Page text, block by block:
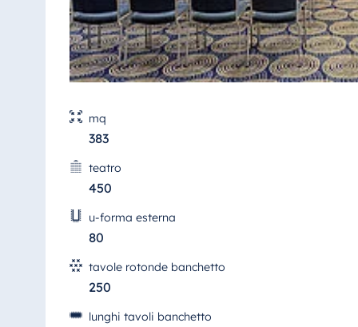
Resort & Spa Mauritius
mq
383
teatro
450
u-forma esterna
80
tavole rotonde banchetto
250
lunghi tavoli banchetto